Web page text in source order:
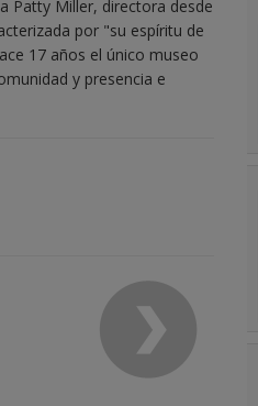
Patty Miller, directora desde
por "su espíritu de
17 años el único museo
y presencia e